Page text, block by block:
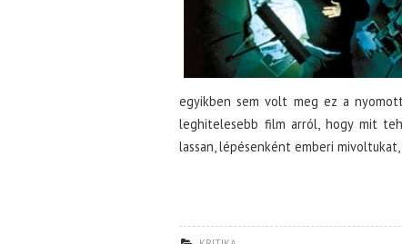
egyikben sem volt meg ez a
leghitelesebb film arról, hogy mit
lassan, lépésenként emberi